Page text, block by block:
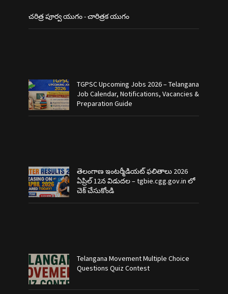
చరిత్ర పూర్వ యుగం - చారిత్రక యుగం
TGPSC Upcoming Jobs 2026 – Telangana
Job Calendar, Notifications, Vacancies &
Preparation Guide
తెలంగాణ ఇంటర్మీడియట్ ఫలితాలు 2026
ఏప్రిల్ 12న విడుదల – tgbie.cgg.gov.in లో
చెక్ చేసుకోండి
Telangana Movement Multiple Choice
Questions Quiz Contest